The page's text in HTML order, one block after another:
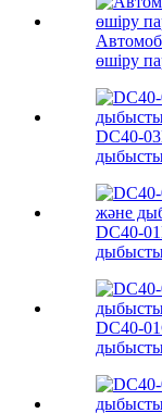
өшіру
DC40-
DC40-
DC40-